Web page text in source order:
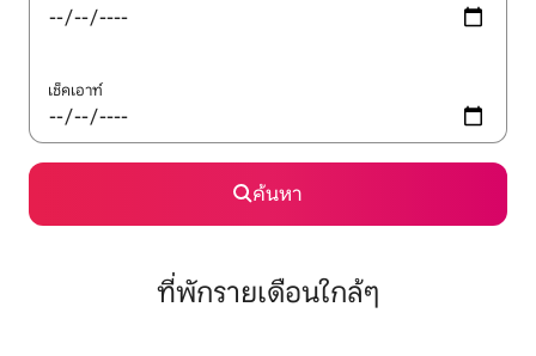
เช็คเอาท์
ค้นหา
ที่พักรายเดือนใกล้ๆ